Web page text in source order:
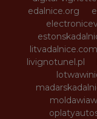
edalnice.org
litvadalnice.com
livignotunel.pl